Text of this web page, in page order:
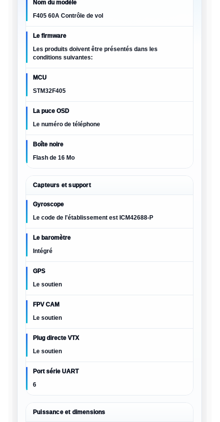
Nom du modèle
F405 60A Contrôle de vol
Le firmware
Les produits doivent être présentés dans les
conditions suivantes:
MCU
STM32F405
La puce OSD
Le numéro de téléphone
Boîte noire
Flash de 16 Mo
Capteurs et support
Gyroscope
Le code de l'établissement est ICM42688-P
Le baromètre
Intégré
GPS
Le soutien
FPV CAM
Le soutien
Plug directe VTX
Le soutien
Port série UART
6
Puissance et dimensions